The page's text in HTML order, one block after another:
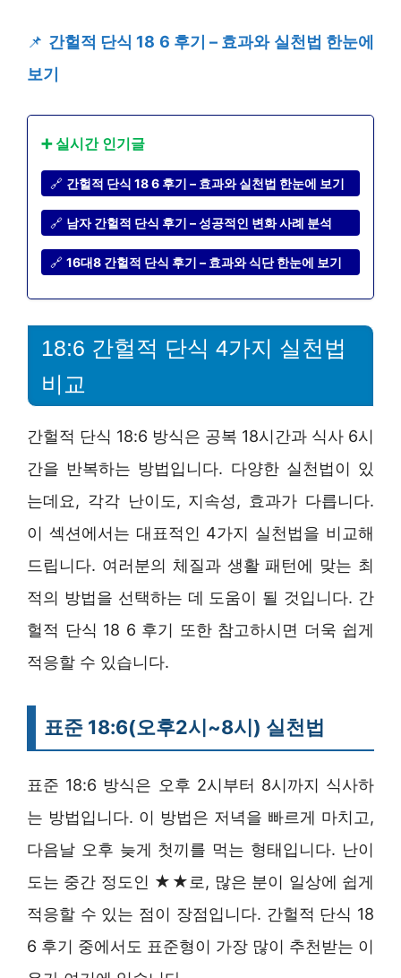
📌 간헐적 단식 18 6 후기 – 효과와 실천법 한눈에
보기
➕ 실시간 인기글
🔗 간헐적 단식 18 6 후기 – 효과와 실천법 한눈에 보기
🔗 남자 간헐적 단식 후기 – 성공적인 변화 사례 분석
🔗 16대8 간헐적 단식 후기 – 효과와 식단 한눈에 보기
18:6 간헐적 단식 4가지 실천법
비교
간헐적 단식 18:6 방식은 공복 18시간과 식사 6시
간을 반복하는 방법입니다. 다양한 실천법이 있
는데요, 각각 난이도, 지속성, 효과가 다릅니다.
이 섹션에서는 대표적인 4가지 실천법을 비교해
드립니다. 여러분의 체질과 생활 패턴에 맞는 최
적의 방법을 선택하는 데 도움이 될 것입니다. 간
헐적 단식 18 6 후기 또한 참고하시면 더욱 쉽게
적응할 수 있습니다.
표준 18:6(오후2시~8시) 실천법
표준 18:6 방식은 오후 2시부터 8시까지 식사하
는 방법입니다. 이 방법은 저녁을 빠르게 마치고,
다음날 오후 늦게 첫끼를 먹는 형태입니다. 난이
도는 중간 정도인 ★★로, 많은 분이 일상에 쉽게
적응할 수 있는 점이 장점입니다. 간헐적 단식 18
6 후기 중에서도 표준형이 가장 많이 추천받는 이